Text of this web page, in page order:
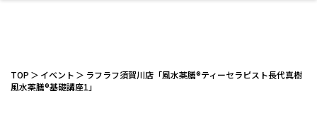
TOP イベント
ラフラフ須賀川店「風水薬膳®ティーセラピスト長代真樹
風水薬膳®︎基礎講座1」